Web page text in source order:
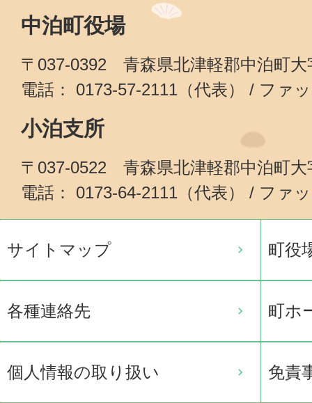
中泊町役場
〒037-0392 青森県北津軽郡中泊町大
電話： 0173-57-2111（代表） / ファ
小泊支所
〒037-0522 青森県北津軽郡中泊町大
電話： 0173-64-2111（代表） / ファ
サイトマップ 町役
各種連絡先 町ホ
個人情報の取り扱い 免責